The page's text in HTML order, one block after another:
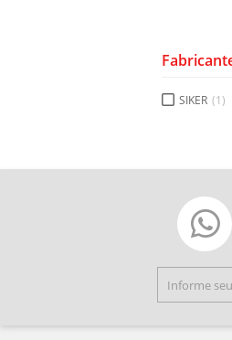
SIKER (1)